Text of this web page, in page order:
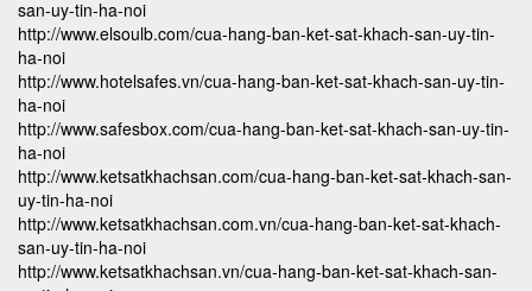
san-uy-tin-ha-noi
http://www.elsoulb.com/cua-hang-ban-ket-sat-khach-san-uy-tin-
ha-noi
http://www.hotelsafes.vn/cua-hang-ban-ket-sat-khach-san-uy-tin-
ha-noi
http://www.safesbox.com/cua-hang-ban-ket-sat-khach-san-uy-tin-
ha-noi
http://www.ketsatkhachsan.com/cua-hang-ban-ket-sat-khach-san-
uy-tin-ha-noi
http://www.ketsatkhachsan.com.vn/cua-hang-ban-ket-sat-khach-
san-uy-tin-ha-noi
http://www.ketsatkhachsan.vn/cua-hang-ban-ket-sat-khach-san-